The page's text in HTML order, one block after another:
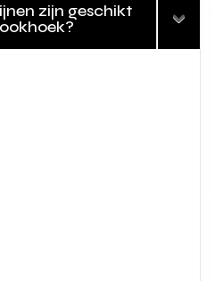
zijn geschikt